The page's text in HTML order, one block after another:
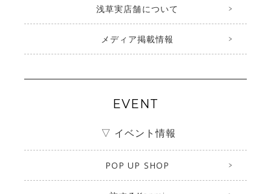
浅草実店舗について
メディア掲載情報
EVENT
▽ イベント情報
POP UP SHOP